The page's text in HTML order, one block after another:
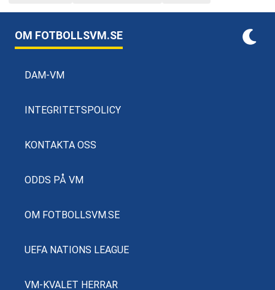
OM FOTBOLLSVM.SE
DAM-VM
INTEGRITETSPOLICY
KONTAKTA OSS
ODDS PÅ VM
OM FOTBOLLSVM.SE
UEFA NATIONS LEAGUE
VM-KVALET HERRAR